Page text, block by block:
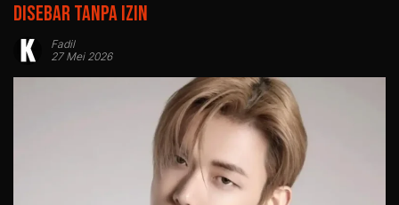
Disebar Tanpa Izin
Fadil
27 Mei 2026